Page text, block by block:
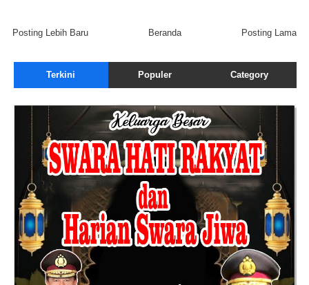
Posting Lebih Baru Posting Lama
Beranda
Terkini Populer Category